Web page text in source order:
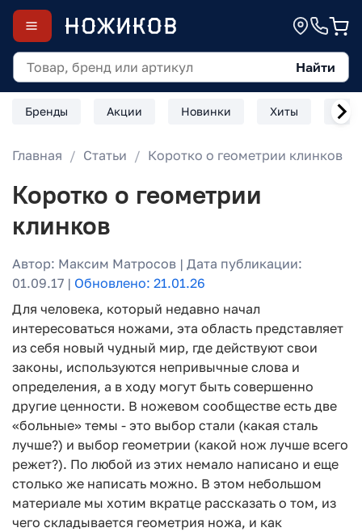
Найти
Бренды Акции Новинки Хиты
Главная Статьи Коротко о геометрии клинков
Коротко о геометрии
клинков
Автор: Максим Матросов | Дата публикации:
01.09.17 | Обновлено: 21.01.26
Для человека, который недавно начал
интересоваться ножами, эта область представляет
из себя новый чудный мир, где действуют свои
законы, используются непривычные слова и
определения, а в ходу могут быть совершенно
другие ценности. В ножевом сообществе есть две
«больные» темы - это выбор стали (какая сталь
лучше?) и выбор геометрии (какой нож лучше всего
режет?). По любой из этих немало написано и еще
столько же написать можно. В этом небольшом
материале мы хотим вкратце рассказать о том, из
чего складывается геометрия ножа, и как